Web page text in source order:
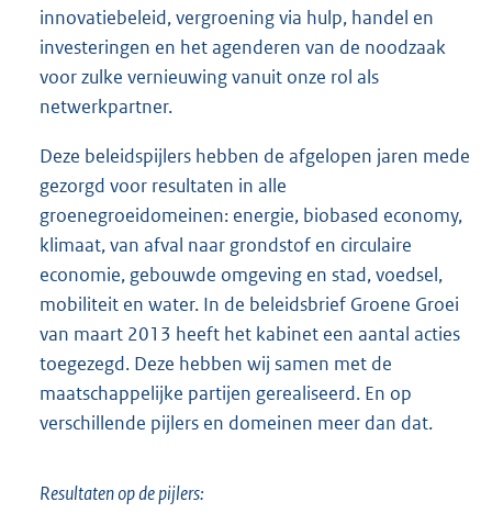
innovatiebeleid, vergroening via hulp, handel en
investeringen en het agenderen van de noodzaak
voor zulke vernieuwing vanuit onze rol als
netwerkpartner.
Deze beleidspijlers hebben de afgelopen jaren mede
gezorgd voor resultaten in alle
groenegroeidomeinen: energie, biobased economy,
klimaat, van afval naar grondstof en circulaire
economie, gebouwde omgeving en stad, voedsel,
mobiliteit en water. In de beleidsbrief Groene Groei
van maart 2013 heeft het kabinet een aantal acties
toegezegd. Deze hebben wij samen met de
maatschappelijke partijen gerealiseerd. En op
verschillende pijlers en domeinen meer dan dat.
Resultaten op de pijlers: